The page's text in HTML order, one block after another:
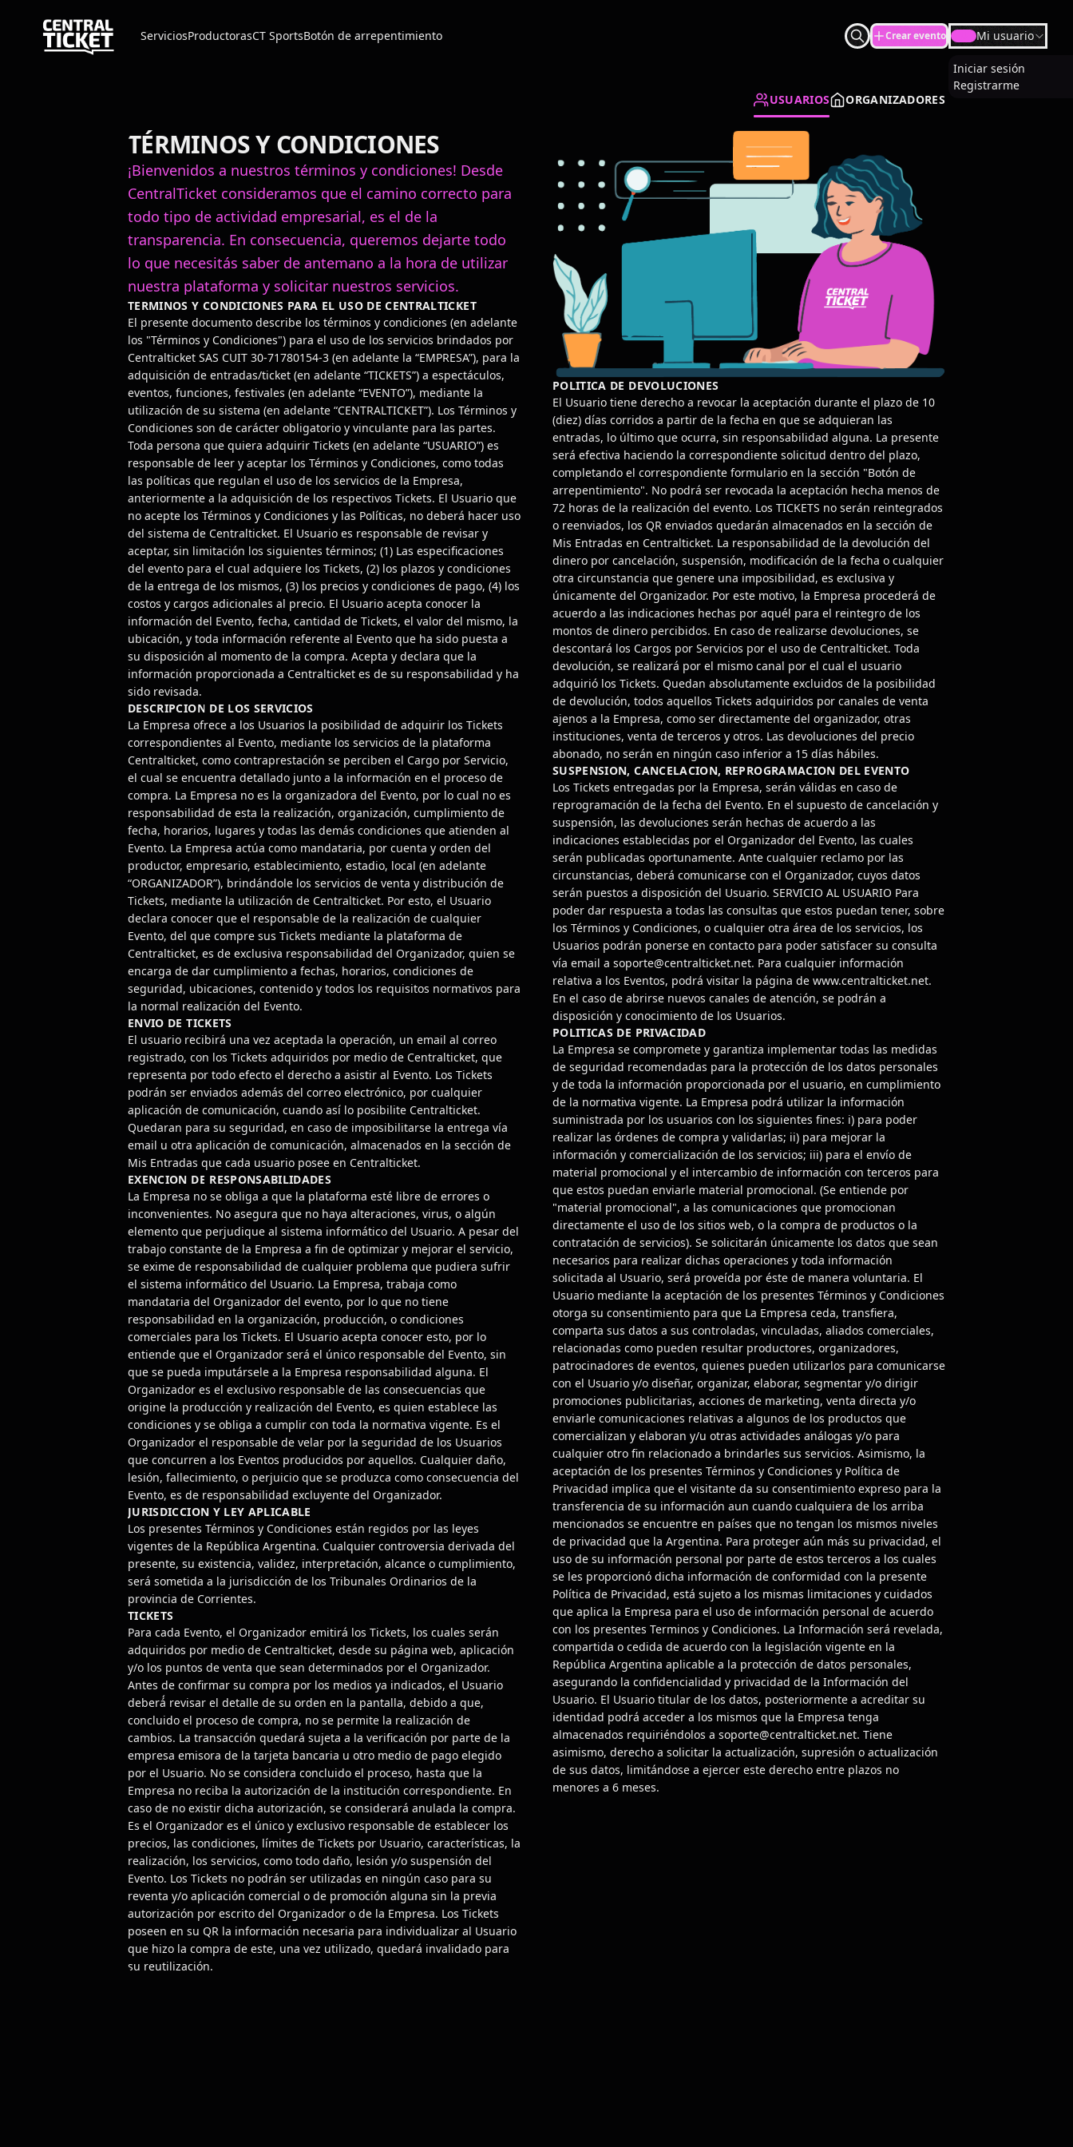
ServiciosProductorasCT SportsBotón de arrepentimiento Crear evento Mi usuario
Iniciar sesión
Registrarme
USUARIOS
ORGANIZADORES
TÉRMINOS Y CONDICIONES
¡Bienvenidos a nuestros términos y condiciones! Desde
CentralTicket consideramos que el camino correcto para
todo tipo de actividad empresarial, es el de la
transparencia. En consecuencia, queremos dejarte todo
lo que necesitás saber de antemano a la hora de utilizar
nuestra plataforma y solicitar nuestros servicios.
TERMINOS Y CONDICIONES PARA EL USO DE CENTRALTICKET
El presente documento describe los términos y condiciones (en adelante
los "Términos y Condiciones") para el uso de los servicios brindados por
Centralticket SAS CUIT 30-71780154-3 (en adelante la “EMPRESA”), para la
adquisición de entradas/ticket (en adelante “TICKETS”) a espectáculos,
eventos, funciones, festivales (en adelante “EVENTO”), mediante la
utilización de su sistema (en adelante “CENTRALTICKET”). Los Términos y
Condiciones son de carácter obligatorio y vinculante para las partes.
Toda persona que quiera adquirir Tickets (en adelante “USUARIO”) es
responsable de leer y aceptar los Términos y Condiciones, como todas
las políticas que regulan el uso de los servicios de la Empresa,
anteriormente a la adquisición de los respectivos Tickets. El Usuario que
no acepte los Términos y Condiciones y las Políticas, no deberá hacer uso
del sistema de Centralticket. El Usuario es responsable de revisar y
aceptar, sin limitación los siguientes términos; (1) Las especificaciones
del evento para el cual adquiere los Tickets, (2) los plazos y condiciones
de la entrega de los mismos, (3) los precios y condiciones de pago, (4) los
costos y cargos adicionales al precio. El Usuario acepta conocer la
información del Evento, fecha, cantidad de Tickets, el valor del mismo, la
ubicación, y toda información referente al Evento que ha sido puesta a
su disposición al momento de la compra. Acepta y declara que la
información proporcionada a Centralticket es de su responsabilidad y ha
sido revisada.
DESCRIPCION DE LOS SERVICIOS
La Empresa ofrece a los Usuarios la posibilidad de adquirir los Tickets
correspondientes al Evento, mediante los servicios de la plataforma
Centralticket, como contraprestación se perciben el Cargo por Servicio,
el cual se encuentra detallado junto a la información en el proceso de
compra. La Empresa no es la organizadora del Evento, por lo cual no es
responsabilidad de esta la realización, organización, cumplimiento de
fecha, horarios, lugares y todas las demás condiciones que atienden al
Evento. La Empresa actúa como mandataria, por cuenta y orden del
productor, empresario, establecimiento, estadio, local (en adelante
“ORGANIZADOR”), brindándole los servicios de venta y distribución de
Tickets, mediante la utilización de Centralticket. Por esto, el Usuario
declara conocer que el responsable de la realización de cualquier
Evento, del que compre sus Tickets mediante la plataforma de
Centralticket, es de exclusiva responsabilidad del Organizador, quien se
encarga de dar cumplimiento a fechas, horarios, condiciones de
seguridad, ubicaciones, contenido y todos los requisitos normativos para
la normal realización del Evento.
ENVIO DE TICKETS
El usuario recibirá una vez aceptada la operación, un email al correo
registrado, con los Tickets adquiridos por medio de Centralticket, que
representa por todo efecto el derecho a asistir al Evento. Los Tickets
podrán ser enviados además del correo electrónico, por cualquier
aplicación de comunicación, cuando así lo posibilite Centralticket.
Quedaran para su seguridad, en caso de imposibilitarse la entrega vía
email u otra aplicación de comunicación, almacenados en la sección de
Mis Entradas que cada usuario posee en Centralticket.
EXENCION DE RESPONSABILIDADES
La Empresa no se obliga a que la plataforma esté libre de errores o
inconvenientes. No asegura que no haya alteraciones, virus, o algún
elemento que perjudique al sistema informático del Usuario. A pesar del
trabajo constante de la Empresa a fin de optimizar y mejorar el servicio,
se exime de responsabilidad de cualquier problema que pudiera sufrir
el sistema informático del Usuario. La Empresa, trabaja como
mandataria del Organizador del evento, por lo que no tiene
responsabilidad en la organización, producción, o condiciones
comerciales para los Tickets. El Usuario acepta conocer esto, por lo
entiende que el Organizador será el único responsable del Evento, sin
que se pueda imputársele a la Empresa responsabilidad alguna. El
Organizador es el exclusivo responsable de las consecuencias que
origine la producción y realización del Evento, es quien establece las
condiciones y se obliga a cumplir con toda la normativa vigente. Es el
Organizador el responsable de velar por la seguridad de los Usuarios
que concurren a los Eventos producidos por aquellos. Cualquier daño,
lesión, fallecimiento, o perjuicio que se produzca como consecuencia del
Evento, es de responsabilidad excluyente del Organizador.
JURISDICCION Y LEY APLICABLE
Los presentes Términos y Condiciones están regidos por las leyes
vigentes de la República Argentina. Cualquier controversia derivada del
presente, su existencia, validez, interpretación, alcance o cumplimiento,
será sometida a la jurisdicción de los Tribunales Ordinarios de la
provincia de Corrientes.
TICKETS
Para cada Evento, el Organizador emitirá los Tickets, los cuales serán
adquiridos por medio de Centralticket, desde su página web, aplicación
y/o los puntos de venta que sean determinados por el Organizador.
Antes de confirmar su compra por los medios ya indicados, el Usuario
deberá́ revisar el detalle de su orden en la pantalla, debido a que,
concluido el proceso de compra, no se permite la realización de
cambios. La transacción quedará sujeta a la verificación por parte de la
empresa emisora de la tarjeta bancaria u otro medio de pago elegido
por el Usuario. No se considera concluido el proceso, hasta que la
Empresa no reciba la autorización de la institución correspondiente. En
caso de no existir dicha autorización, se considerará anulada la compra.
Es el Organizador es el único y exclusivo responsable de establecer los
precios, las condiciones, límites de Tickets por Usuario, características, la
realización, los servicios, como todo daño, lesión y/o suspensión del
Evento. Los Tickets no podrán ser utilizadas en ningún caso para su
reventa y/o aplicación comercial o de promoción alguna sin la previa
autorización por escrito del Organizador o de la Empresa. Los Tickets
poseen en su QR la información necesaria para individualizar al Usuario
que hizo la compra de este, una vez utilizado, quedará invalidado para
su reutilización.
POLITICA DE DEVOLUCIONES
El Usuario tiene derecho a revocar la aceptación durante el plazo de 10
(diez) días corridos a partir de la fecha en que se adquieran las
entradas, lo último que ocurra, sin responsabilidad alguna. La presente
será efectiva haciendo la correspondiente solicitud dentro del plazo,
completando el correspondiente formulario en la sección "Botón de
arrepentimiento". No podrá ser revocada la aceptación hecha menos de
72 horas de la realización del evento. Los TICKETS no serán reintegrados
o reenviados, los QR enviados quedarán almacenados en la sección de
Mis Entradas en Centralticket. La responsabilidad de la devolución del
dinero por cancelación, suspensión, modificación de la fecha o cualquier
otra circunstancia que genere una imposibilidad, es exclusiva y
únicamente del Organizador. Por este motivo, la Empresa procederá de
acuerdo a las indicaciones hechas por aquél para el reintegro de los
montos de dinero percibidos. En caso de realizarse devoluciones, se
descontará los Cargos por Servicios por el uso de Centralticket. Toda
devolución, se realizará por el mismo canal por el cual el usuario
adquirió los Tickets. Quedan absolutamente excluidos de la posibilidad
de devolución, todos aquellos Tickets adquiridos por canales de venta
ajenos a la Empresa, como ser directamente del organizador, otras
instituciones, venta de terceros y otros. Las devoluciones del precio
abonado, no serán en ningún caso inferior a 15 días hábiles.
SUSPENSION, CANCELACION, REPROGRAMACION DEL EVENTO
Los Tickets entregadas por la Empresa, serán válidas en caso de
reprogramación de la fecha del Evento. En el supuesto de cancelación y
suspensión, las devoluciones serán hechas de acuerdo a las
indicaciones establecidas por el Organizador del Evento, las cuales
serán publicadas oportunamente. Ante cualquier reclamo por las
circunstancias, deberá comunicarse con el Organizador, cuyos datos
serán puestos a disposición del Usuario. SERVICIO AL USUARIO Para
poder dar respuesta a todas las consultas que estos puedan tener, sobre
los Términos y Condiciones, o cualquier otra área de los servicios, los
Usuarios podrán ponerse en contacto para poder satisfacer su consulta
vía email a soporte@centralticket.net. Para cualquier información
relativa a los Eventos, podrá visitar la página de www.centralticket.net.
En el caso de abrirse nuevos canales de atención, se podrán a
disposición y conocimiento de los Usuarios.
POLITICAS DE PRIVACIDAD
La Empresa se compromete y garantiza implementar todas las medidas
de seguridad recomendadas para la protección de los datos personales
y de toda la información proporcionada por el usuario, en cumplimiento
de la normativa vigente. La Empresa podrá utilizar la información
suministrada por los usuarios con los siguientes fines: i) para poder
realizar las órdenes de compra y validarlas; ii) para mejorar la
información y comercialización de los servicios; iii) para el envío de
material promocional y el intercambio de información con terceros para
que estos puedan enviarle material promocional. (Se entiende por
"material promocional", a las comunicaciones que promocionan
directamente el uso de los sitios web, o la compra de productos o la
contratación de servicios). Se solicitarán únicamente los datos que sean
necesarios para realizar dichas operaciones y toda información
solicitada al Usuario, será proveída por éste de manera voluntaria. El
Usuario mediante la aceptación de los presentes Términos y Condiciones
otorga su consentimiento para que La Empresa ceda, transfiera,
comparta sus datos a sus controladas, vinculadas, aliados comerciales,
relacionadas como pueden resultar productores, organizadores,
patrocinadores de eventos, quienes pueden utilizarlos para comunicarse
con el Usuario y/o diseñar, organizar, elaborar, segmentar y/o dirigir
promociones publicitarias, acciones de marketing, venta directa y/o
enviarle comunicaciones relativas a algunos de los productos que
comercializan y elaboran y/u otras actividades análogas y/o para
cualquier otro fin relacionado a brindarles sus servicios. Asimismo, la
aceptación de los presentes Términos y Condiciones y Política de
Privacidad implica que el visitante da su consentimiento expreso para la
transferencia de su información aun cuando cualquiera de los arriba
mencionados se encuentre en países que no tengan los mismos niveles
de privacidad que la Argentina. Para proteger aún más su privacidad, el
uso de su información personal por parte de estos terceros a los cuales
se les proporcionó dicha información de conformidad con la presente
Política de Privacidad, está sujeto a los mismas limitaciones y cuidados
que aplica la Empresa para el uso de información personal de acuerdo
con los presentes Terminos y Condiciones. La Información será revelada,
compartida o cedida de acuerdo con la legislación vigente en la
República Argentina aplicable a la protección de datos personales,
asegurando la confidencialidad y privacidad de la Información del
Usuario. El Usuario titular de los datos, posteriormente a acreditar su
identidad podrá acceder a los mismos que la Empresa tenga
almacenados requiriéndolos a soporte@centralticket.net. Tiene
asimismo, derecho a solicitar la actualización, supresión o actualización
de sus datos, limitándose a ejercer este derecho entre plazos no
menores a 6 meses.